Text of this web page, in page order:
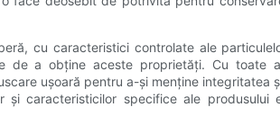
cu caracteristici controlate ale
de a obține aceste proprietăți. Cu toate
ușoară pentru a-și menține integritatea
și caracteristicilor specifice ale produsului